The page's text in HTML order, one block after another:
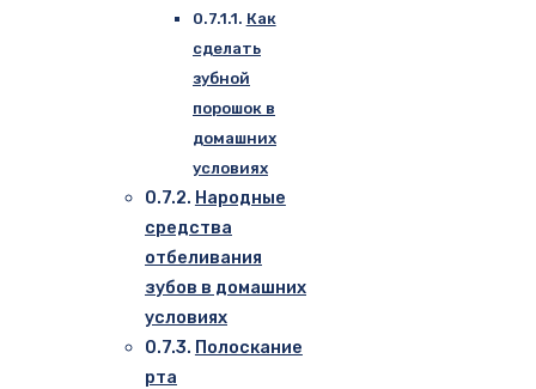
Как
сделать
зубной
порошок в
домашних
условиях
Народные
средства
отбеливания
зубов в домашних
условиях
Полоскание
рта